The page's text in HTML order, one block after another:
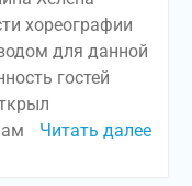
хореографии
для данной
гостей
Читать далее